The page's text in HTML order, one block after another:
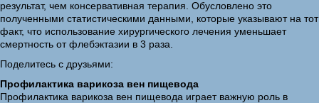
результат, чем консервативная терапия. Обусловлено это
полученными статистическими данными, которые указывают на тот
факт, что использование хирургического лечения уменьшает
смертность от флебэктазии в 3 раза.
Поделитесь с друзьями:
Профилактика варикоза вен пищевода
Профилактика варикоза вен пищевода играет важную роль в